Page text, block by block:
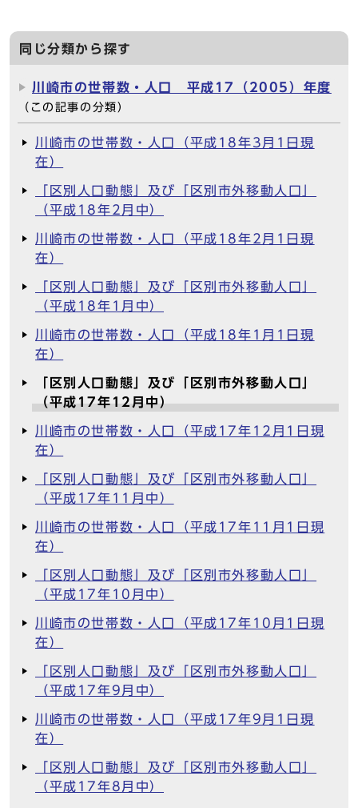
同じ分類から探す
川崎市の世帯数・人口 平成17（2005）年度
（この記事の分類）
川崎市の世帯数・人口（平成18年3月1日現
在）
「区別人口動態」及び「区別市外移動人口」
（平成18年2月中）
川崎市の世帯数・人口（平成18年2月1日現
在）
「区別人口動態」及び「区別市外移動人口」
（平成18年1月中）
川崎市の世帯数・人口（平成18年1月1日現
在）
「区別人口動態」及び「区別市外移動人口」
（平成17年12月中）
川崎市の世帯数・人口（平成17年12月1日現
在）
「区別人口動態」及び「区別市外移動人口」
（平成17年11月中）
川崎市の世帯数・人口（平成17年11月1日現
在）
「区別人口動態」及び「区別市外移動人口」
（平成17年10月中）
川崎市の世帯数・人口（平成17年10月1日現
在）
「区別人口動態」及び「区別市外移動人口」
（平成17年9月中）
川崎市の世帯数・人口（平成17年9月1日現
在）
「区別人口動態」及び「区別市外移動人口」
（平成17年8月中）